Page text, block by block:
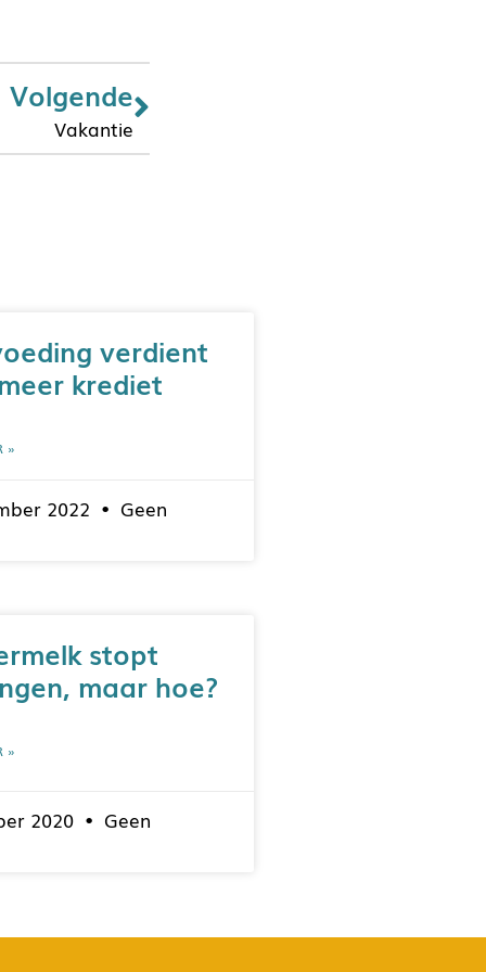
Volgende
Vakantie
verdient
krediet
»
2022 Geen
stopt
maar hoe?
»
2020 Geen